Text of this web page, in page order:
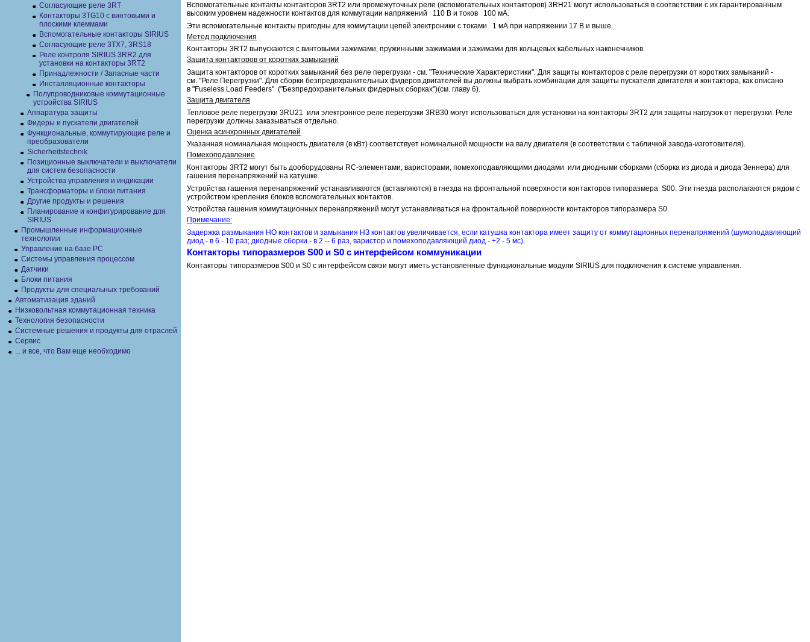
Вспомогательные контакты контакторов 3RT2 или промежуточных реле (вспомогательных контакторов) 3RH21 могут использоваться в соответствии с их гарантированным
высоким уровнем надежности контактов для коммутации напряжений 110 В и токов 100 мА.
Эти вспомогательные контакты пригодны для коммутации цепей электроники с токами 1 мА при напряжении 17 В и выше.
Метод подключения
Контакторы 3RT2 выпускаются с винтовыми зажимами, пружинными зажимами и зажимами для кольцевых кабельных наконечников.
Защита контакторов от коротких замыканий
Защита контакторов от коротких замыканий без реле перегрузки - см. "Технические Характеристики". Для защиты контакторов с реле перегрузки от коротких замыканий -
см. "Реле Перегрузки". Для сборки безпредохранительных фидеров двигателей вы должны выбрать комбинации для защиты пускателя двигателя и контактора, как описано
в "Fuseless Load Feeders" ("Безпредохранительных фидерных сборках")(см. главу 6).
Защита двигателя
Тепловое реле перегрузки 3RU21 или электронное реле перегрузки 3RB30 могут использоваться для установки на контакторы 3RT2 для защиты нагрузок от перегрузки. Реле
перегрузки должны заказываться отдельно.
Оценка асинхронных двигателей
Указанная номинальная мощность двигателя (в кВт) соответствует номинальной мощности на валу двигателя (в соответствии с табличкой завода-изготовителя).
Помехоподавление
Контакторы 3RT2 могут быть дооборудованы RC-элементами, варисторами, помехоподавляющими диодами или диодными сборками (сборка из диода и диода Зеннера) для
гашения перенапряжений на катушке.
Устройства гашения перенапряжений устанавливаются (вставляются) в гнезда на фронтальной поверхности контакторов типоразмера S00. Эти гнезда располагаются рядом с
устройством крепления блоков вспомогательных контактов.
Устройства гашения коммутационных перенапряжений могут устанавливаться на фронтальной поверхности контакторов типоразмера S0.
Примечание:
Задержка размыкания НО контактов и замыкания НЗ контактов увеличивается, если катушка контактора имеет защиту от коммутационных перенапряжений (шумоподавляющий
диод - в 6 - 10 раз; диодные сборки - в 2 -- 6 раз, варистор и помехоподавляющий диод - +2 - 5 мс).
Контакторы типоразмеров S00 и S0 с интерфейсом коммуникации
Контакторы типоразмеров S00 и S0 с интерфейсом связи могут иметь установленные функциональные модули SIRIUS для подключения к системе управления.
Согласующие реле 3RT
Контакторы 3TG10 c винтовыми и
плоскими клеммами
Вспомогательные контакторы SIRIUS
Согласующие реле 3TX7, 3RS18
Реле контроля SIRIUS 3RR2 для
установки на контакторы 3RT2
Принадлежности / Запасные части
Инсталляционные контакторы
Полупроводниковые коммутационные
устройства SIRIUS
Аппаратура защиты
Фидеры и пускатели двигателей
Функциональные, коммутирующие реле и
преобразователи
Sicherheitstechnik
Позиционные выключатели и выключатели
для систем безопасности
Устройства управления и индикации
Трансформаторы и блоки питания
Другие продукты и решения
Планирование и конфигурирование для
SIRIUS
Промышленные информационные
технологии
Управление на базе РС
Системы управления процессом
Датчики
Блоки питания
Продукты для специальных требований
Автоматизация зданий
Низковольтная коммутационная техника
Технология безопасности
Системные решения и продукты для отраслей
Сервис
... и все, что Вам еще необходимо